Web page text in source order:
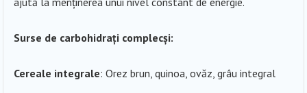
Surse de carbohidrați complecși:
Cereale integrale: Orez brun, quinoa, ovăz, grâu integral